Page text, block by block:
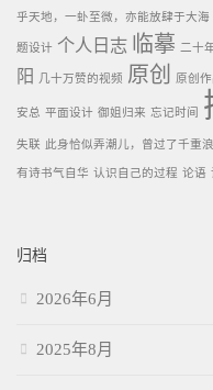
乎天地，一虲至微，亦能放肆于大海
题设计 个人日志 临摹 二十
阳
几十万赞的视频 原创 原创作
安总 平面设计 御姐归来 忘记时间
失联 此身恰似弄潮儿，曾过了千重浪
有诗书气自华 认识自己的过程 论语
归档
2026年6月
2025年8月